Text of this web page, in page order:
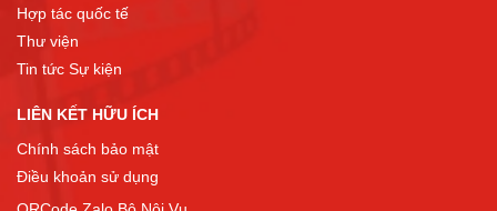
Hợp tác quốc tế
Thư viện
Tin tức Sự kiện
LIÊN KẾT HỮU ÍCH
Chính sách bảo mật
Điều khoản sử dụng